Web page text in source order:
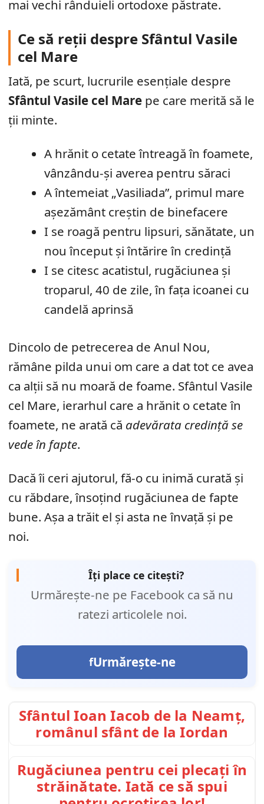
mai vechi rânduieli ortodoxe păstrate.
Ce să reții despre Sfântul Vasile
cel Mare
Iată, pe scurt, lucrurile esențiale despre
Sfântul Vasile cel Mare pe care merită să le
ții minte.
A hrănit o cetate întreagă în foamete,
vânzându-și averea pentru săraci
A întemeiat „Vasiliada”, primul mare
așezământ creștin de binefacere
I se roagă pentru lipsuri, sănătate, un
nou început și întărire în credință
I se citesc acatistul, rugăciunea și
troparul, 40 de zile, în fața icoanei cu
candelă aprinsă
Dincolo de petrecerea de Anul Nou,
rămâne pilda unui om care a dat tot ce avea
ca alții să nu moară de foame. Sfântul Vasile
cel Mare, ierarhul care a hrănit o cetate în
foamete, ne arată că adevărata credință se
vede în fapte.
Dacă îi ceri ajutorul, fă-o cu inimă curată și
cu răbdare, însoțind rugăciunea de fapte
bune. Așa a trăit el și asta ne învață și pe
noi.
Îți place ce citești?
Urmărește-ne pe Facebook ca să nu
ratezi articolele noi.
Urmărește-ne
Sfântul Ioan Iacob de la Neamț,
românul sfânt de la Iordan
Rugăciunea pentru cei plecați în
străinătate. Iată ce să spui